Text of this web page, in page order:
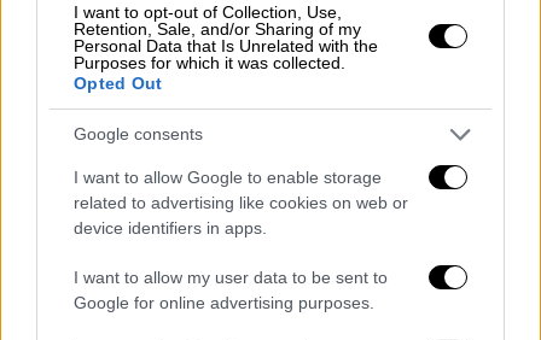
I want to opt-out of Collection, Use,
Retention, Sale, and/or Sharing of my
Personal Data that Is Unrelated with the
Purposes for which it was collected.
Opted Out
Google consents
I want to allow Google to enable storage
related to advertising like cookies on web or
device identifiers in apps.
I want to allow my user data to be sent to
Google for online advertising purposes.
το περιστατικό ιδιαίτερα σοβαρή εξέλιξη,
επισημαίνοντας ότι τοΓενικό Επιτελείο
διερευνά την υπόθεση
κυβέρνηση, όπως ανέφερε, προτίθεται να
προχωρήσει στα αναγκαία διπλωματικά
διαβήματα μετά την ολοκλήρωση της
έρευνας.
Ο υπουργός τόνισε ότι η Ελλάδα
δεν θα
επιτρέψει την ανάπτυξη πολεμικών